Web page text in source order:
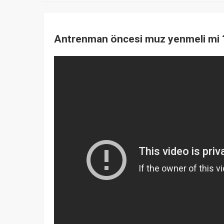
Antrenman öncesi muz yenmeli mi